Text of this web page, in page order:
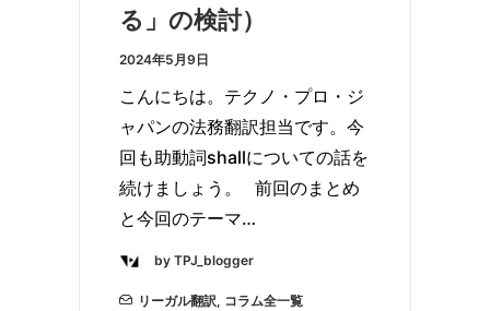
る」の検討）
2024年5月9日
こんにちは。テクノ・プロ・ジ
ャパンの法務翻訳担当です。今
回も助動詞shallについての話を
続けましょう。 前回のまとめ
と今回のテーマ…
by TPJ_blogger
リーガル翻訳, コラム全一覧